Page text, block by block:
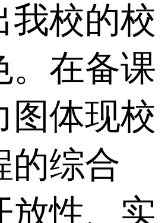
我校的校
。在备课
图体现校
的综合
放性、实